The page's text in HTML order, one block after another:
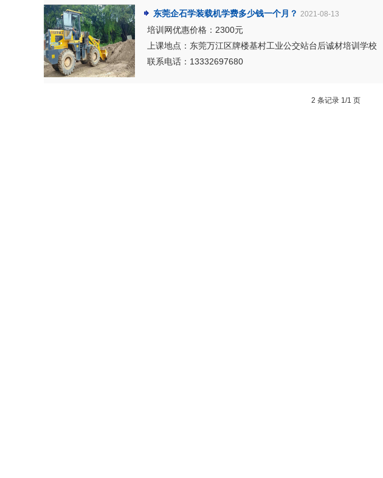
东莞企石学装载机学费多少钱一个月？ 2021-08-13
培训网优惠价格：2300元
上课地点：东莞万江区牌楼基村工业公交站台后诚材培训学校
联系电话：13332697680
2 条记录 1/1 页